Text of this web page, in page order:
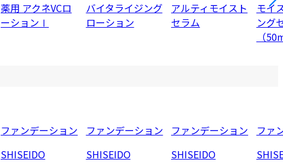
薬用 アクネVCロ
ーションⅠ
バイタライジング
ローション
アルティモイスト
セラム
モイ
ング
（
ファンデーション
SHISEIDO
ファンデーション
SHISEIDO
ファンデーション
SHISEIDO
ファ